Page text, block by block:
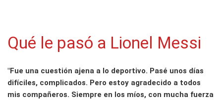
Qué le pasó a Lionel Messi
"Fue una cuestión ajena a lo deportivo. Pasé unos días
difíciles, complicados. Pero estoy agradecido a todos
mis compañeros. Siempre en los míos, con mucha fuerza